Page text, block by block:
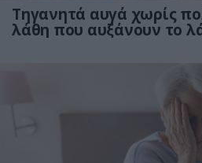
Τηγανητά αυγά χωρίς
λάθη που αυξάνουν το